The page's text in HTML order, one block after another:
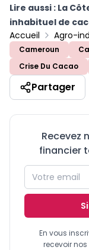
Lire aussi : La
inhabituel de
Accueil
Agro-
Cameroun
Crise Du Cacao
Partager
Recevez
financier
En vous
recevoir